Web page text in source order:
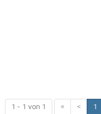
1 - 1 von 1 « < 1